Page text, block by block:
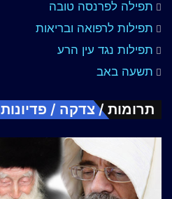
תפילה לפרנסה טובה
תפילות לרפואה ובריאות
תפילות נגד עין הרע
תשעה באב
תרומות / צדקה / פדיונות